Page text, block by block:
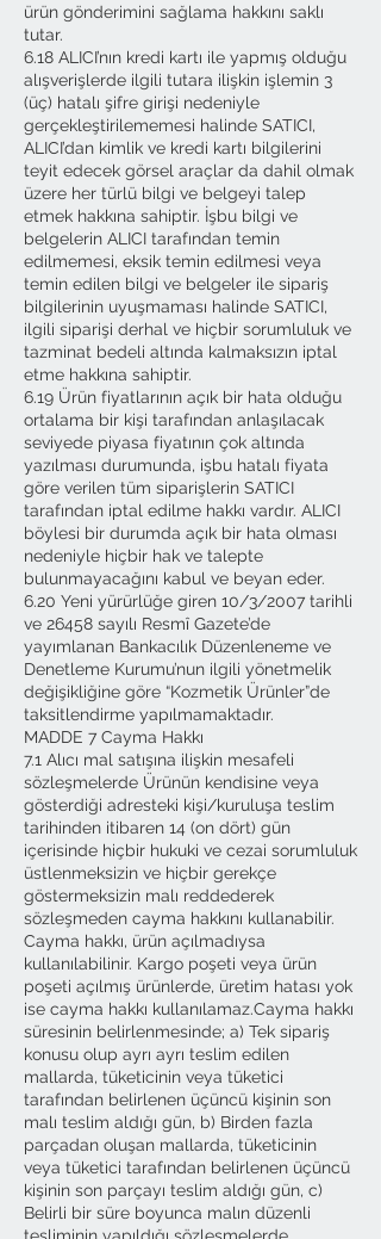
ürün gönderimini sağlama hakkını saklı
tutar.
6.18 ALICI’nın kredi kartı ile yapmış olduğu
alışverişlerde ilgili tutara ilişkin işlemin 3
(üç) hatalı şifre girişi nedeniyle
gerçekleştirilememesi halinde SATICI,
ALICI’dan kimlik ve kredi kartı bilgilerini
teyit edecek görsel araçlar da dahil olmak
üzere her türlü bilgi ve belgeyi talep
etmek hakkına sahiptir. İşbu bilgi ve
belgelerin ALICI tarafından temin
edilmemesi, eksik temin edilmesi veya
temin edilen bilgi ve belgeler ile sipariş
bilgilerinin uyuşmaması halinde SATICI,
ilgili siparişi derhal ve hiçbir sorumluluk ve
tazminat bedeli altında kalmaksızın iptal
etme hakkına sahiptir.
6.19 Ürün fiyatlarının açık bir hata olduğu
ortalama bir kişi tarafından anlaşılacak
seviyede piyasa fiyatının çok altında
yazılması durumunda, işbu hatalı fiyata
göre verilen tüm siparişlerin SATICI
tarafından iptal edilme hakkı vardır. ALICI
böylesi bir durumda açık bir hata olması
nedeniyle hiçbir hak ve talepte
bulunmayacağını kabul ve beyan eder.
6.20 Yeni yürürlüğe giren 10/3/2007 tarihli
ve 26458 sayılı Resmî Gazete’de
yayımlanan Bankacılık Düzenleneme ve
Denetleme Kurumu’nun ilgili yönetmelik
değişikliğine göre “Kozmetik Ürünler”de
taksitlendirme yapılmamaktadır.
MADDE 7 Cayma Hakkı
7.1 Alıcı mal satışına ilişkin mesafeli
sözleşmelerde Ürünün kendisine veya
gösterdiği adresteki kişi/kuruluşa teslim
tarihinden itibaren 14 (on dört) gün
içerisinde hiçbir hukuki ve cezai sorumluluk
üstlenmeksizin ve hiçbir gerekçe
göstermeksizin malı reddederek
sözleşmeden cayma hakkını kullanabilir.
Cayma hakkı, ürün açılmadıysa
kullanılabilinir. Kargo poşeti veya ürün
poşeti açılmış ürünlerde, üretim hatası yok
ise cayma hakkı kullanılamaz.Cayma hakkı
süresinin belirlenmesinde; a) Tek sipariş
konusu olup ayrı ayrı teslim edilen
mallarda, tüketicinin veya tüketici
tarafından belirlenen üçüncü kişinin son
malı teslim aldığı gün, b) Birden fazla
parçadan oluşan mallarda, tüketicinin
veya tüketici tarafından belirlenen üçüncü
kişinin son parçayı teslim aldığı gün, c)
Belirli bir süre boyunca malın düzenli
tesliminin yapıldığı sözleşmelerde,